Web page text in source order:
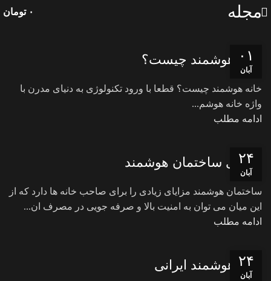
۰ تومان مجله
۰۱
آبان
خانه هوشمند چیست؟
خانه هوشمند چیست؟ قطعا با ورود تکنولوژی به دنیای مدرن با
واژه خانه هوشم...
ادامه مطلب
۲۴
آبان
مزایای ساختمان هوشمند
ساختمان هوشمند مزایای زیادی را برای صاحب خانه ها دارد که از
این میان می توان به امنیت بالا و صرفه جویی در مصرف ان...
ادامه مطلب
۲۴
آبان
خانه هوشمند ایرانی